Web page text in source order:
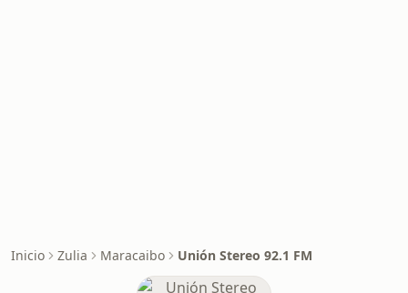
Inicio Zulia Maracaibo Unión Stereo 92.1 FM